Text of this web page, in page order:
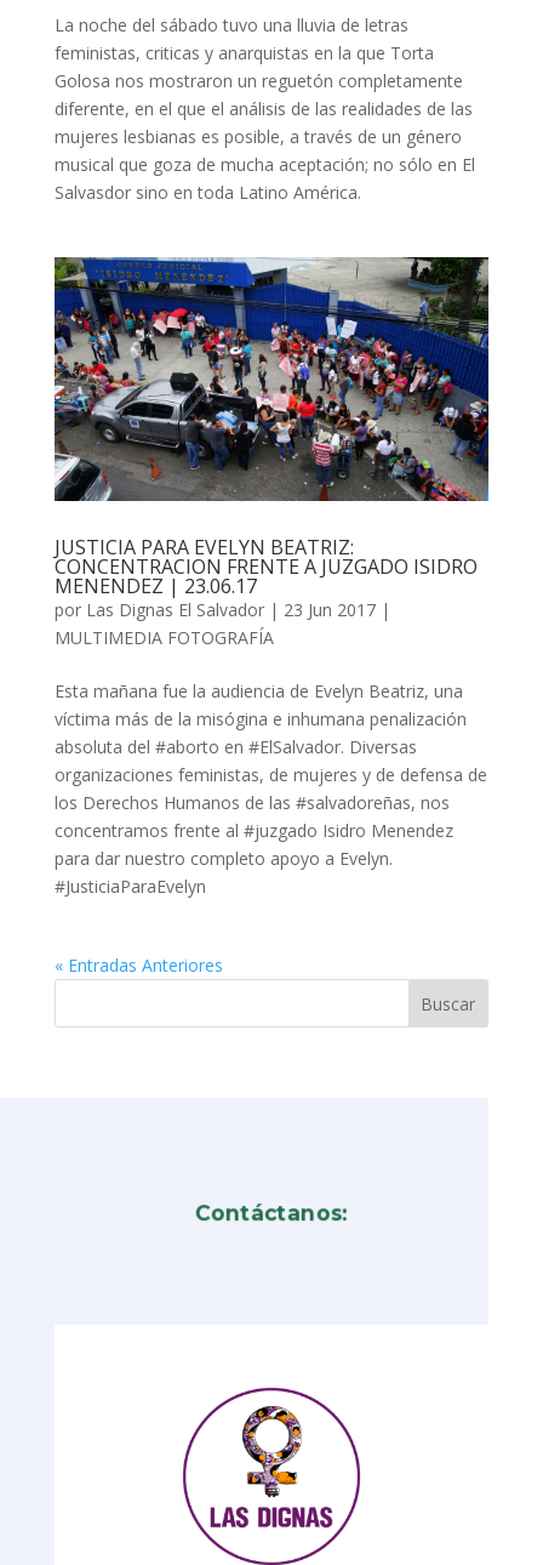
La noche del sábado tuvo una lluvia de letras
feministas, criticas y anarquistas en la que Torta
Golosa nos mostraron un reguetón completamente
diferente, en el que el análisis de las realidades de las
mujeres lesbianas es posible, a través de un género
musical que goza de mucha aceptación; no sólo en El
Salvasdor sino en toda Latino América.
JUSTICIA PARA EVELYN BEATRIZ:
CONCENTRACION FRENTE A JUZGADO ISIDRO
MENENDEZ | 23.06.17
por Las Dignas El Salvador| 23 Jun 2017|
MULTIMEDIA FOTOGRAFÍA
Esta mañana fue la audiencia de Evelyn Beatriz, una
víctima más de la misógina e inhumana penalización
absoluta del #aborto en #ElSalvador. Diversas
organizaciones feministas, de mujeres y de defensa de
los Derechos Humanos de las #salvadoreñas, nos
concentramos frente al #juzgado Isidro Menendez
para dar nuestro completo apoyo a Evelyn.
#JusticiaParaEvelyn
« Entradas Anteriores
Contáctanos: